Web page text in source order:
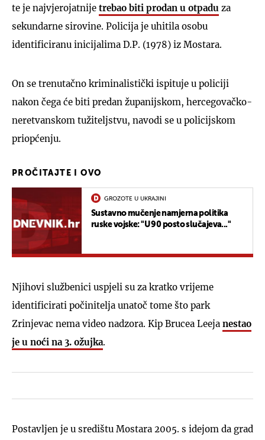
te je najvjerojatnije trebao biti prodan u otpadu za
sekundarne sirovine. Policija je uhitila osobu
identificiranu inicijalima D.P. (1978) iz Mostara.
On se trenutačno kriminalistički ispituje u policiji
nakon čega će biti predan županijskom, hercegovačko-
neretvanskom tužiteljstvu, navodi se u policijskom
priopćenju.
PROČITAJTE I OVO
GROZOTE U UKRAJINI
Sustavno mučenje namjerna politika
ruske vojske: "U 90 posto slučajeva..."
Njihovi službenici uspjeli su za kratko vrijeme
identificirati počinitelja unatoč tome što park
Zrinjevac nema video nadzora. Kip Brucea Leeja nestao
je u noći na 3. ožujka.
Postavljen je u središtu Mostara 2005. s idejom da grad